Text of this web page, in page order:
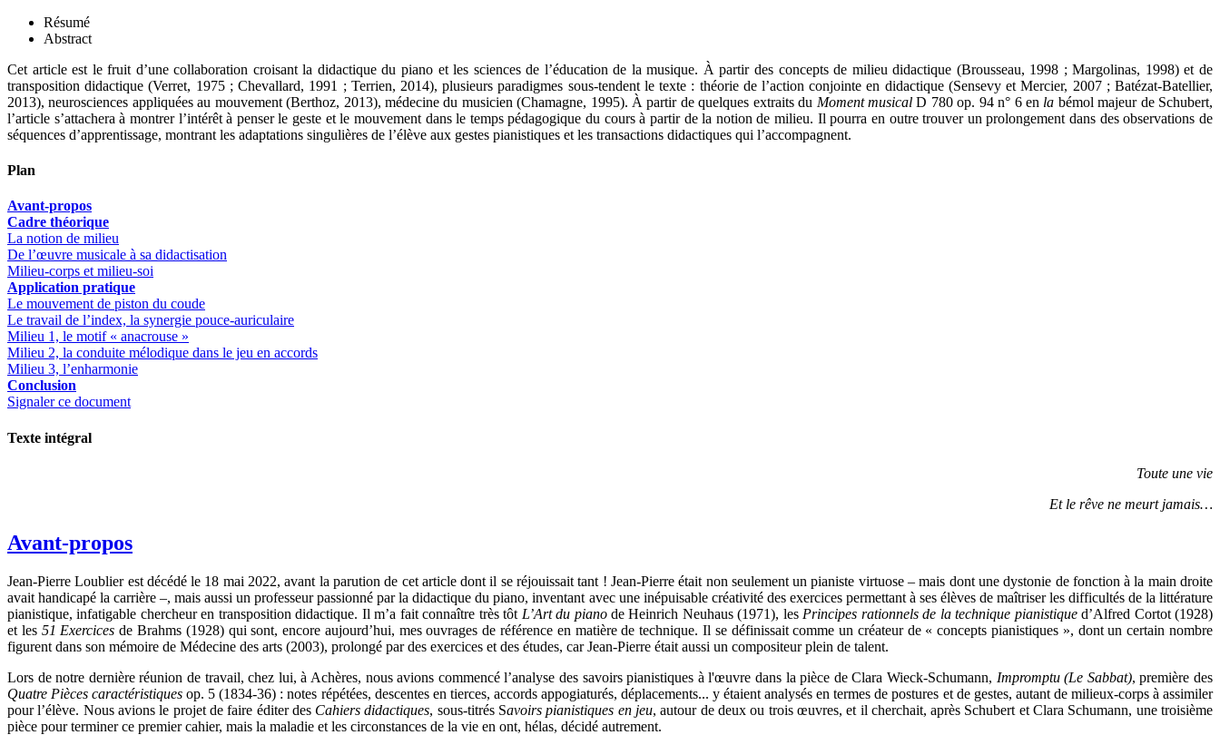
Résumé
Abstract
Cet article est le fruit d’une collaboration croisant la didactique du piano et les sciences de l’éducation de la musique. À partir des concepts de milieu didactique (Brousseau, 1998 ; Margolinas, 1998) et de
transposition didactique (Verret, 1975 ; Chevallard, 1991 ; Terrien, 2014), plusieurs paradigmes sous-tendent le texte : théorie de l’action conjointe en didactique (Sensevy et Mercier, 2007 ; Batézat-Batellier,
2013), neurosciences appliquées au mouvement (Berthoz, 2013), médecine du musicien (Chamagne, 1995). À partir de quelques extraits du Moment musicalD 780 op. 94 n° 6 en la bémol majeur de Schubert,
l’article s’attachera à montrer l’intérêt à penser le geste et le mouvement dans le temps pédagogique du cours à partir de la notion de milieu. Il pourra en outre trouver un prolongement dans des observations de
séquences d’apprentissage, montrant les adaptations singulières de l’élève aux gestes pianistiques et les transactions didactiques qui l’accompagnent.
Plan
Avant-propos
Cadre théorique
La notion de milieu
De l’œuvre musicale à sa didactisation
Milieu-corps et milieu-soi
Application pratique
Le mouvement de piston du coude
Le travail de l’index, la synergie pouce-auriculaire
Milieu 1, le motif « anacrouse »
Milieu 2, la conduite mélodique dans le jeu en accords
Milieu 3, l’enharmonie
Conclusion
Signaler ce document
Texte intégral
Toute une vie
Et le rêve ne meurt jamais…
Avant-propos
Jean-Pierre Loublier est décédé le 18 mai 2022, avant la parution de cet article dont il se réjouissait tant ! Jean-Pierre était non seulement un pianiste virtuose – mais dont une dystonie de fonction à la main droite
avait handicapé la carrière –, mais aussi un professeur passionné par la didactique du piano, inventant avec une inépuisable créativité des exercices permettant à ses élèves de maîtriser les difficultés de la littérature
pianistique, infatigable chercheur en transposition didactique. Il m’a fait connaître très tôt L’Art du pianode Heinrich Neuhaus (1971), les Principes rationnels de la technique pianistiqued’Alfred Cortot (1928)
et les 51 Exercices de Brahms (1928) qui sont, encore aujourd’hui, mes ouvrages de référence en matière de technique. Il se définissait comme un créateur de « concepts pianistiques », dont un certain nombre
figurent dans son mémoire de Médecine des arts (2003), prolongé par des exercices et des études, car Jean-Pierre était aussi un compositeur plein de talent.
Lors de notre dernière réunion de travail, chez lui, à Achères, nous avions commencé l’analyse des savoirs pianistiques à l'œuvre dans la pièce de Clara Wieck-Schumann, Impromptu (Le Sabbat), première des
Quatre Pièces caractéristiques op. 5 (1834-36) : notes répétées, descentes en tierces, accords appogiaturés, déplacements... y étaient analysés en termes de postures et de gestes, autant de milieux-corps à assimiler
pour l’élève. Nous avions le projet de faire éditer des Cahiers didactiques, sous-titrés Savoirs pianistiques en jeu, autour de deux ou trois œuvres, et il cherchait, après Schubert et Clara Schumann, une troisième
pièce pour terminer ce premier cahier, mais la maladie et les circonstances de la vie en ont, hélas, décidé autrement.